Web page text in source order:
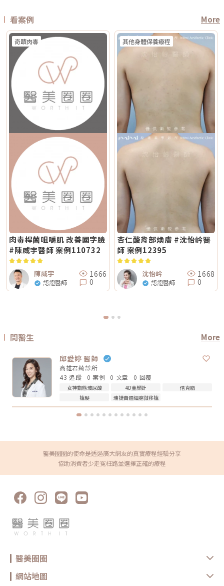
八歲者不建議未成年人接受此類治療，除非有醫療必要且經監護人與專業醫
雷射有什麼最大差別？Reepot 的能量作用以機械式震動為主，而非傳統以
熱破壞色素為核心的方式，因此對周邊組織較為溫和，修復期相對短。搭配
AI 智慧影像分析與低溫保護，可讓能量更集中在斑點本身，減少熱擴散造成
的紅腫或反黑風險。對於需要更加精準、可控的淺層色素改善者，是較新的
治療選擇。Q2：一次療程能看到效果嗎？需要做幾次比較理想？淺層曬
斑、雀斑在單次治療後多半能看到初步變化；但深層或混合型色素通常需要
多次治療，效果會以「循序淡化」的方式呈現。實際次數與間隔仍須依個人
膚況並由醫師評估調整。Q3：Reepot 是否有反黑風險？術後該注意什麼？
任何除斑型雷射都可能有反黑風險，但 Reepot 因熱傷害較低、加上冷卻系
統保護，發生率較低。術後的關鍵在於防曬和保濕，尤其治療後一週避免曝
曬、蒸氣、刺激性保養品。若依照術後指示照護，能大幅降低色素反應的機
會。Q4：敏感肌或薄皮膚適合做 Reepot 嗎？Reepot 的能量模式相對溫
和，加上冷卻保護，對敏感肌而言較為友善。但敏感肌的特性是屏障本身不
穩定，因此治療前仍需要專業檢視膚況，若正處於發炎、乾裂或紅敏期，建
議先穩定皮膚後再安排療程。Q5：做 Reepot 之後多久可以搭配其他醫美
療程？治療後皮膚需要時間恢復，因此若要搭配保濕導入、水光等溫和療
程，通常約 2～3 週即可視膚況安排；若是皮秒、飛梭、強效換膚或注射等
刺激性較高的項目，建議至少間隔 4 週再評估。適當的間隔能降低反黑與過
度刺激的風險，也讓後續療程效果更穩定。Q6：Reepot 的療程費用大約是
多少？Reepot 的價格會依照治療部位、所需的能量深度、是否搭配其他療
程以及整體規劃次數而有所差異。一般費用多落在一萬至三萬多元之間，但
實際金額仍需依個人斑點狀況與療程組合評估後才能確認。建議先安排諮
詢，由專業醫療人員確認膚況後提供最適合的治療方案與費用。Q7：
Reepot 術後的人工皮需要貼多久？Reepot 治療後會在局部覆蓋人工皮，
主要是保護剛治療的肌膚並協助屏障修復。人工皮不建議自行撕除，多數人
會在約兩週左右回診時，由醫療人員視膚況協助取下。人工皮脫落後，治療
部位的色素也會在這段期間逐漸代謝、變淡。斑點帶來的影響，往往不只是
外觀變化，更讓人感到氣色黯淡、不如以往。隨著醫美技術不斷推陳出新，
Reepot AI 時光雷射為色素治療帶來更精準、可控的方式，讓除斑不再停留
在效果難預測的時代。期望這篇文章能幫助你清楚掌握除斑方向與選擇，在
規劃療程時，也建議由專業醫師根據膚況量身評估，找到最適合、安全的改
善方式。★溫馨提醒★小編要提醒大家，醫療並非單純的商業交易，所有的
療程都伴隨著風險。因此，作為消費者應該謹慎選擇合適的醫療方案，以確
保安全與健康。
可以優先評估音波。 如果同時有鬆和垂：可以和醫師討論電音波搭配。這
也是為什麼現在很多醫師會用「複合式療程」來做規劃。不是每個人都只需
要一種療程，而是要看老化主要發生在哪一層，再決定適合電波、音波，還
是兩者搭配。電波音波可以一起打嗎？可以，但不是每個人都一定需要。電
波和音波作用原理不同，所以在醫師評估下，兩者確實可以搭配。常見做法
是用音波處理深層輪廓拉提，再用電波改善皮膚緊緻與膚質鬆弛，讓效果更
全面。不過，電音波不是「全部打越多越好」。發數、能量、施作順序、間
隔時間，都需要依照個人臉部條件設計。如果臉部脂肪偏少、皮膚偏薄、曾
做過其他療程，或是近期剛打過針劑，更要讓醫師完整評估，避免過度治
療。做電波音波前，要注意哪些事？第一，先判斷自己是哪一種老化問題在
選電波或音波前，先不要急著問「哪個比較好」，而是要先看自己的老化問
題屬於哪一種。臉部老化常見可分成四大類：組織鬆弛下垂、結構性凹陷、
皺紋形成、膚質老化。電波和音波主要處理的是「鬆弛與下垂」這一類問
題。電波偏向改善皮膚鬆弛、細紋與緊緻度；音波偏向改善輪廓下垂、嘴邊
肉與下顎線模糊。但如果是太陽穴凹陷、淚溝、臉頰凹陷這類結構性凹陷，
或是斑點、色素沉澱這類膚質問題，單靠電波或音波不一定能解決，需要搭
配其他療程評估。第二，不要只看價格，更要看療程規劃是否合理電波音波
的價格會受到儀器種類、探頭、發數、施作部位、能量設定與診所規劃影
響。價格便宜不一定不好，但如果只用價格做決定，很容易忽略真正重要的
事：這療程到底有沒有符合你的臉部狀況？同樣是音波，有人需要加強下顎
線，有人需要處理嘴邊肉；同樣是電波，有人重點在眼周細紋，有人重點在
臉頰鬆弛。規劃不同，效果自然也會不同。所以選療程時，不只要問「多少
錢」，也要問清楚：使用什麼儀器？施作哪些部位？大約發數或治療範圍怎
麼規劃？為什麼我的狀況適合這個療程？第三，確認儀器來源、探頭耗材與
施作人員電波音波屬於能量型醫美療程，安全性和儀器來源、探頭耗材、操
作經驗都有關。建議選擇前可以確認是否為合法原廠認證儀器、是否使用原
廠探頭或合規耗材，以及是否由合格專業醫療人員評估與操作。另外，醫師
的臉部解剖概念與美感判斷也很重要。因為電波音波不是「能量越強越
好」，而是要看你的皮膚厚度、脂肪量、鬆弛程度、臉型比例去調整。過度
治療不一定更漂亮，反而可能不自然或效果不如預期。第四，效果需要時
間，不要用術後當天判斷成敗電波和音波都是透過熱能刺激膠原蛋白反應，
不是做完當天就完成全部效果。部分人術後會先感覺皮膚變緊、輪廓比較
順，但真正的膠原蛋白新生與重組，通常需要數週到數月慢慢發生。所以做
完後不要急著用第一天的樣子判斷有沒有用，也不要因為短期內沒有巨大變
化就立刻否定療程。非侵入式拉提的特色通常是漸進、自然，而不是突然大
幅改變。第五，不要期待一次療程解決所有老化問題臉部老化不是只有皮膚
鬆而已，還可能包含膠原蛋白流失、脂肪位移、骨架支撐變弱、皮膚厚度改
變等不同層次的問題。電波可以改善皮膚緊緻度與膚質，音波可以幫助輪廓
拉提與深層支撐，但它們不一定能取代針劑、填充、雷射、手術或其他療
程。比較正確的觀念是：電波音波不是萬能療程，而是抗老規劃中的一部
感。不過疼痛感會受到能量設定、施作部位、個人耐受度、儀器種類影響，
可能會有短暫泛紅、腫脹、痠感或觸痛，通常會逐漸緩解。實際狀況仍需依
已經有明顯輪廓下垂，也可以和醫師討論音波。但年齡不是唯一標準，皮膚
厚度、脂肪量、鬆弛程度更重要。Q4：電波音波可以取代拉皮手術嗎？不
能完全取代。電波音波適合輕度到中度鬆弛，屬於非侵入式抗老療程。如果
是非常明顯的皮膚鬆垂或組織下滑，仍可能需要評估手術或其他治療方式。
Q5：電波音波多久做一次？每個人的老化程度、儀器種類、能量設定和維
持需求不同，沒有固定答案。一般會由醫師依照膚況、年齡、預算與期待效
果規劃，不建議自己照網路頻率硬套。搞懂電波跟音波的差別，才能選對適
合自己的療程電波跟音波都是常見的非侵入式抗老療程，但它們不是誰取代
誰，也不是誰一定比較好。圈圈提醒，做療程前不要只看網路心得，也不要
先對！★溫馨提醒★小編要提醒大家，醫療並非單純的商業交易，所有的療
程都伴隨著風險。因此，作為消費者應該謹慎選擇合適的醫療方案，以確保
安全與健康。
容積式加熱 療程定位 膚質、細緻、緊緻並重 輪廓、拉提、緊實為主 適合族
冷卻技術 五階七段冷卻系統 分段噴灑冷媒 探頭 雅典娜探頭：臉部 宙斯探
頭：身體 愛神探頭：眼周 紫鑽探頭：臉/四肢 碧眼探頭：眼周 藍鑽探頭：
臉/四肢 黃金探頭：身體 疼痛感 多數定位為較舒適型 但仍因人而異 感受通
常較明顯，但依能量、部位與個人耐受度不同 常見效果感受 膚質變細、臉
部較緊 光澤提升 輪廓變緊、線條感改善 適合重點 想變精緻、自然、保養型
想加強緊緻、抗老、輪廓型 原理差異：單極、雙極到底是什麼？很多人看
到「單極」、「雙極」會覺得很難懂，其實可以用生活化的方式理解。單極
電波：像是把熱能傳遞到較深、較廣的範圍，主要作用於較深層皮膚組織
（以真皮層為主），常被用於緊緻與支撐感相關需求。鳳凰電波即屬於單極
射頻應用。雙極電波：則是將能量集中在兩個電極之間，作用範圍相對較
淺，較常被用於膚質細緻、表層改善等需求。無雙電波的特色，在於將單極
與雙極兩種模式結合於同一療程設計中。根據官方資料，DENSITY 可透過
不同射頻模式，將能量分別作用於深層與淺層皮膚。因此，兩者並不是「誰
比較高級」，而是設計邏輯不同。若主要需求為輪廓拉提與緊緻，單極射頻
為主的療程通常較符合需求；若希望同時兼顧膚質細緻與輕度緊緻，複合式
電波療程則可能更具彈性。效果差異：拉提感、緊緻感、膚質感不一樣1. 拉
提感如果你的主要困擾是「臉部鬆弛」、「下顎線不清楚」或「嘴邊肉變明
顯」，鳳凰電波通常是較常被討論的選項之一。其應用多與輪廓緊緻與鬆弛
改善相關，常見於臉部、眼周與身體的緊緻與平滑需求。2. 膚質感如果你的
問題不是明顯鬆弛，而是「皮膚看起來粗」、「毛孔明顯」、「妝感不服
貼」或整體氣色較疲累，無雙電波的複合式能量設計相對較符合這類需求。
除了緊緻效果外，也常被用於膚質細緻與整體質感提升，因此常被市場定位
為入門型抗老或精緻型電波療程。3. 自然度兩者都屬於非侵入式療程，因此
通常不會像手術或填充療程一樣產生立即的結構性改變，效果多半呈現為漸
進式、自然型。常見的效果訴求差異在於：鳳凰電波多偏向輪廓線條與緊緻
感的提升；無雙電波則較偏向整體膚質細緻、緊實與光澤感的改善。哪一種
比較痛？無雙電波真的比較不痛嗎？疼痛感是很多人選療程時最在意的問
題。以療程設計來看，鳳凰電波因為以單極射頻為主，能量感通常會比較明
顯。部分人會形容為熱、刺、酸、脹，尤其在骨感較明顯或皮膚較薄的位
置，感受可能更強。無雙電波則因為設計上有SAC智能冷卻系統與RIC即時
阻抗偵測補償系統等設計，因此為舒適度較高的電波療程。但這裡要講清
楚：不痛不代表完全沒感覺，舒適也不代表每個人都一樣。疼痛感會受到很
多因素影響，包括： 個人耐痛程度 施作部位 能量設定 是否敷麻 醫師手法
皮膚厚薄與骨感程度 當天身體狀態所以比較精準的說法是：無雙電波通常
被定位為舒適度較佳；鳳凰電波能量感通常較明顯。但實際感受仍需依個人
狀況而定。常見迷思一：鳳凰電波一定比無雙電波強嗎？不一定。「強」要
看你指的是哪一種強。如果說的是深層拉提、輪廓緊緻，鳳凰電波確實是經
典代表。但如果是膚質、細緻度、毛孔與整體保養感，無雙電波可能更符合
程，不是找「最紅的」，而是找「最符合目前需求的」。常見迷思二：電波
做完會立刻小臉嗎？很多人期待電波做完臉馬上小一圈，但這個期待需要調
刺激皮膚組織緊緻與膠原重塑，因此效果通常是逐步變化。有些人做完會覺
得臉比較緊、線條比較順，但真正的膠原變化通常需要時間。Thermage 官
「瞬間換臉」而是「慢慢變緊、變順、變精緻」做電波前需要注意什麼？無
論選無雙電波或鳳凰電波，療程前都建議注意以下幾點： 近期是否懷孕或
哺乳 是否有心律調節器或植入式電子裝置 施作區域是否有金屬植入物 是否
有嚴重皮膚發炎、傷口或感染 近期是否做過其他醫美療程 是否有蟹足腫或
特殊體質 是否正在服用影響皮膚修復的藥物這些資訊都應在諮詢時主動告
知醫療院所，即便是非侵入式療程，也不是每個人都適合做。做完電波後怎
麼保養？電波療程後，多數人不需要長時間恢復期，但仍建議做好基礎照
護： 加強保濕 避免過度去角質 做好防曬 短期內避免高溫環境，例如三溫
暖、烤箱 避免同時疊加刺激性保養品 依照院所指示安排回診或追蹤如果出
鳳凰電波偏向輪廓拉提與深層緊實。選擇重點應該是你的需求，而不是單看
療程定位不同，並非互相取代關係。若主要需求是膚質與輕度緊緻，無雙電
波可能適合；若主要需求是明顯輪廓拉提，鳳凰電波仍有其定位。Q3：無
雙電波適合年輕人嗎？若已開始出現膚質粗糙、毛孔、細紋或輕微鬆弛，無
雙電波可作為早期保養型選項。不過仍建議由專業醫師評估是否真的需要施
保養方式、能量設定與個人體質不同而有差異。多數電波療程並非永久效
果，通常需要定期保養。Q5：做完電波可以馬上化妝嗎？多數情況下恢復
期不長，但實際仍需依個人膚況與療程反應而定。若出現泛紅、敏感或熱
護。選對療程，比跟風更重要無雙電波與鳳凰電波各有優勢，前者偏向細緻
膚質與自然緊緻，後者則更聚焦在輪廓拉提與深層抗老。與其問「哪一個比
較厲害」，不如先釐清自己最在意的是膚質、鬆弛、輪廓，還是整體老化
時，也建議選擇原廠認證或合法合格的醫療院所，確認設備來源、探頭是否
為原廠正貨，以及操作人員是否具備相關經驗，這些都是影響療程安全與效
合自己的選擇。建議在施作前，先與專業醫療院所充分諮詢，了解自身膚
況、期待效果與可能限制，再做出更安心的決定。真正理想的變美，不是追
https://www.instagram.com/drdeungskinclinic/張英睿皮膚專科診所地
址：新北市板橋區文化路一段118號電話：(02)-2250-6065LINE：
@xat.0000195926.1nzhttps://page.line.me/xat.0000195926.1nz?
openQrModal=true
看案例 More
奇蹟肉毒
肉毒桿菌咀嚼肌 改善國字臉
#陳威宇醫師 案例110732
陳威宇
認證醫師
1666
0
其他身體保養療程
杏仁酸背部煥膚 #沈怡岒醫
師 案例12395
沈怡岒
認證醫師
1668
0
問醫生 More
邱愛婷 醫師
高雄君綺診所
43 追蹤
0 案例 0 文章 0 回覆
女神動態玻尿酸 4D童顏針
倍克脂
植髮
瑞捷自體細胞微移植
醫美圈圈的使命是透過廣大網友的真實療程經驗分享
協助消費者少走冤枉路並選擇正確的療程
醫美圈圈
網站地圖